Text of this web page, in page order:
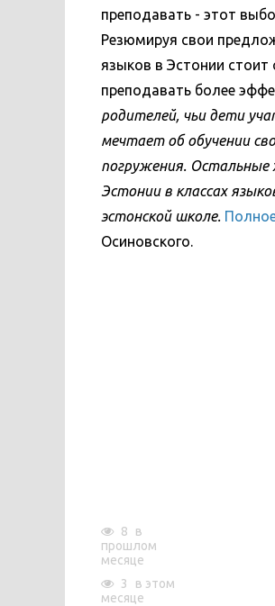
преподавать - этот
Резюмируя свои
языков в Эстонии стоит
преподавать более
родителей, чьи дети
мечтает об обучении
погружения. Остальные
Эстонии в классах
эстонской школе.
Осиновского.
8
в
прошлом
месяце
3
в этом
месяце